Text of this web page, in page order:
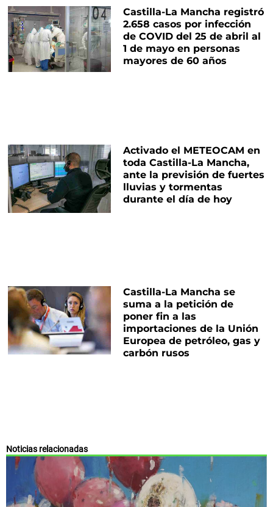
Castilla-La Mancha registró
2.658 casos por infección
de COVID del 25 de abril al
1 de mayo en personas
mayores de 60 años
Activado el METEOCAM en
toda Castilla-La Mancha,
ante la previsión de fuertes
lluvias y tormentas
durante el día de hoy
Castilla-La Mancha se
suma a la petición de
poner fin a las
importaciones de la Unión
Europea de petróleo, gas y
carbón rusos
Noticias relacionadas